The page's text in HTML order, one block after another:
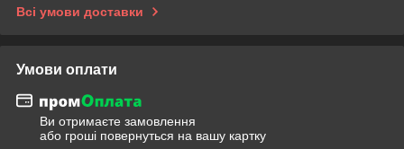
Всі умови доставки
Умови оплати
Ви отримаєте замовлення
або гроші повернуться на вашу картку